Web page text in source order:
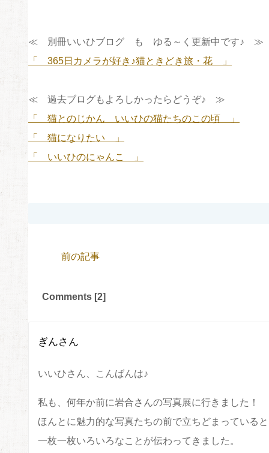
≪ 別冊いいひブログ も ゆる～く更新中です♪ ≫
「 365日カメラが好き♪猫ときどき旅・花 」
≪ 過去ブログもよろしかったらどうぞ♪ ≫
「 猫とのじかん＿いいひの猫たちのこの頃 」
「 猫になりたい 」
「 いいひのにゃんこ 」
前の記事
Comments [2]
ぎんさん
いいひさん、こんばんは♪
私も、何年か前に岩合さんの写真展に行きました！
ほんとに魅力的な写真たちの前で立ちどまっている
一枚一枚いろいろなことが伝わってきました。